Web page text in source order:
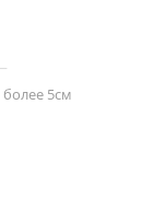
5см